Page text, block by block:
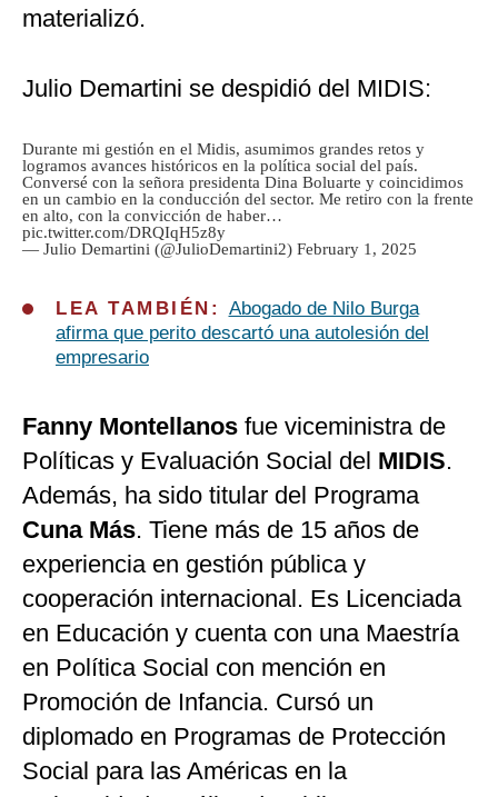
materializó.
Julio Demartini se despidió del MIDIS:
Durante mi gestión en el Midis, asumimos grandes retos y
logramos avances históricos en la política social del país.
Conversé con la señora presidenta Dina Boluarte y coincidimos
en un cambio en la conducción del sector. Me retiro con la frente
en alto, con la convicción de haber…
pic.twitter.com/DRQIqH5z8y
— Julio Demartini (@JulioDemartini2) February 1, 2025
LEA TAMBIÉN: Abogado de Nilo Burga
afirma que perito descartó una autolesión del
empresario
Fanny Montellanos fue viceministra de
Políticas y Evaluación Social del MIDIS.
Además, ha sido titular del Programa
Cuna Más. Tiene más de 15 años de
experiencia en gestión pública y
cooperación internacional. Es Licenciada
en Educación y cuenta con una Maestría
en Política Social con mención en
Promoción de Infancia. Cursó un
diplomado en Programas de Protección
Social para las Américas en la